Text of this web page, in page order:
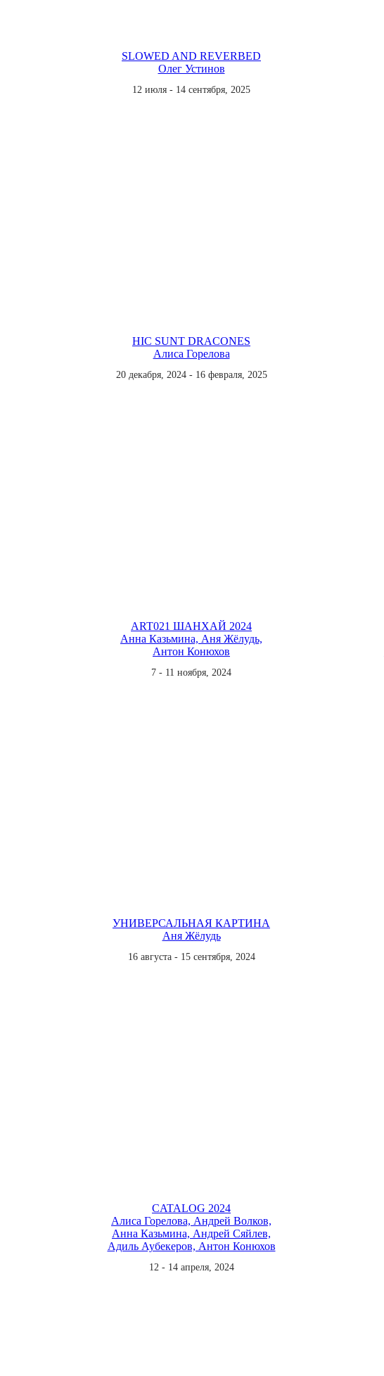
SLOWED AND REVERBED
Олег Устинов
12 июля - 14 сентября, 2025
HIС SUNT DRACONES
Алиса Горелова
20 декабря, 2024 - 16 февраля, 2025
ART021 ШАНХАЙ 2024
Анна Казьмина, Аня Жёлудь,
Антон Конюхов
7 - 11 ноября, 2024
УНИВЕРСАЛЬНАЯ КАРТИНА
Аня Жёлудь
16 августа - 15 сентября, 2024
CATALOG 2024
Алиса Горелова, Андрей Волков,
Анна Казьмина, Андрей Сяйлев,
Адиль Аубекеров, Антон Конюхов
12 - 14 апреля, 2024